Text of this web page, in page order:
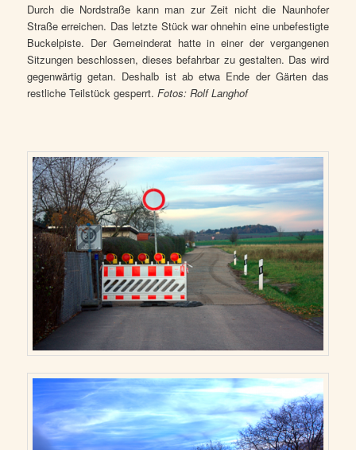
Durch die Nordstraße kann man zur Zeit nicht die Naunhofer
Straße erreichen. Das letzte Stück war ohnehin eine unbefestigte
Buckelpiste. Der Gemeinderat hatte in einer der vergangenen
Sitzungen beschlossen, dieses befahrbar zu gestalten. Das wird
gegenwärtig getan. Deshalb ist ab etwa Ende der Gärten das
restliche Teilstück gesperrt.Fotos: Rolf Langhof